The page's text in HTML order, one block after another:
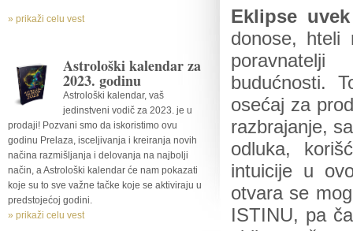
» prikaži celu vest
Astrološki kalendar za
2023. godinu
Astrološki kalendar, vaš
jedinstveni vodič za 2023. je u
prodaji! Pozvani smo da iskoristimo ovu
godinu Prelaza, isceljivanja i kreiranja novih
načina razmišljanja i delovanja na najbolji
način, a Astrološki kalendar će nam pokazati
koje su to sve važne tačke koje se aktiviraju u
predstojećoj godini.
» prikaži celu vest
Eklipse
donose,
budućnosti.
osećaj za
razbrajanje,
odluka,
intuicije u
otvara se
ISTINU, pa